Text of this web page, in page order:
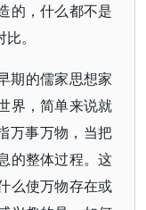
的，什么都不是
。
期的儒家思想家
界，简单来说就
万事万物，当把
的整体过程。这
么使万物存在或